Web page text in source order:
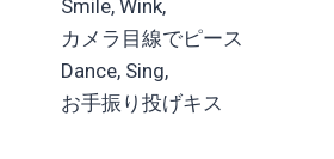
Smile, Wink,
カメラ目線でピース
Dance, Sing,
お手振り投げキス